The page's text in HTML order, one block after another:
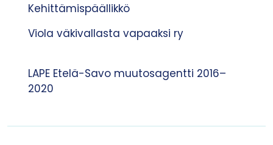
Kehittämispäällikkö
Viola väkivallasta vapaaksi ry
LAPE Etelä-Savo muutosagentti 2016–
2020